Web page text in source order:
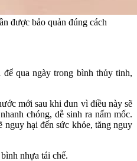
được bảo quản đúng cách
qua ngày trong bình thủy tinh,
mới sau khi đun vì điều này sẽ
chóng, dễ sinh ra nấm mốc.
hại đến sức khỏe, tăng nguy
nhựa tái chế.